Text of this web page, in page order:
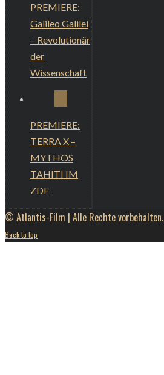
PREMIERE:
Galileo Galilei
– Revolutionär
der
Wissenschaft
PREMIERE:
TERRA X –
MYTHOS
TAHITI IM
ZDF
© Atlantis-Film | Alle Rechte vorbehalten.
Back to top